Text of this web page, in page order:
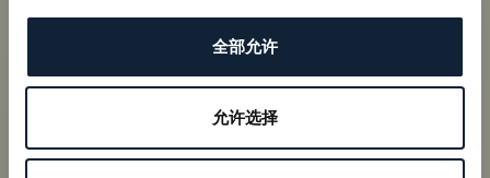
全部允许
允许选择